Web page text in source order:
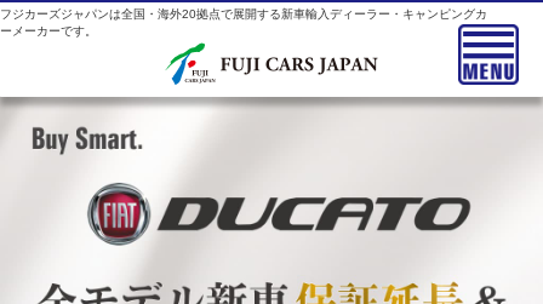
フジカーズジャパンは全国・海外20拠点で展開する新車輸入ディーラー・キャンピングカ
ーメーカーです。